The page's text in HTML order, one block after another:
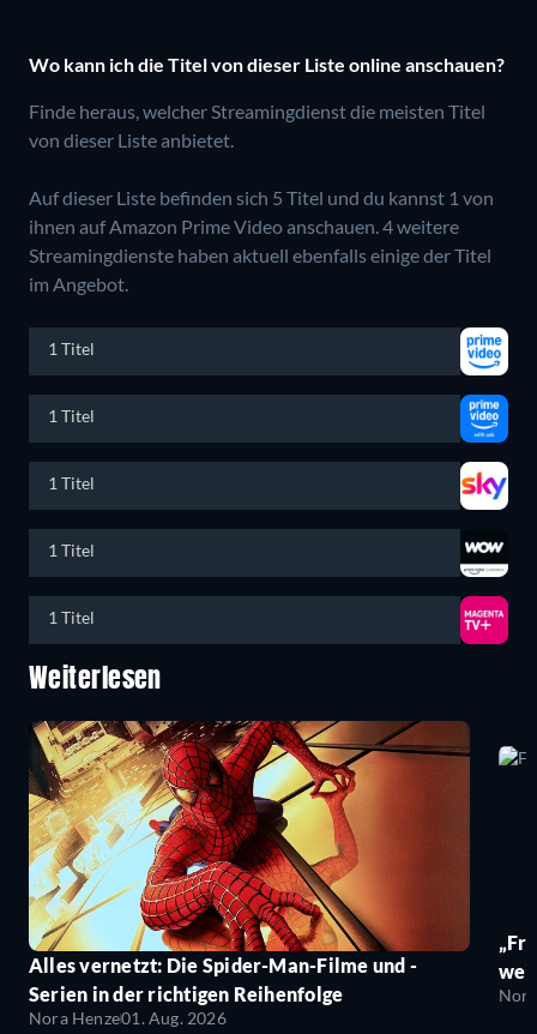
Wo kann ich die Titel von dieser Liste online anschauen?
Finde heraus, welcher Streamingdienst die meisten Titel
von dieser Liste anbietet.
Auf dieser Liste befinden sich 5 Titel und du kannst 1 von
ihnen auf Amazon Prime Video anschauen.4 weitere
Streamingdienste haben aktuell ebenfalls einige der Titel
im Angebot.
1 Titel
1 Titel
1 Titel
1 Titel
1 Titel
Weiterlesen
Alles vernetzt: Die Spider-Man-Filme und -
Serien in der richtigen Reihenfolge
Nora Henze01. Aug. 2026